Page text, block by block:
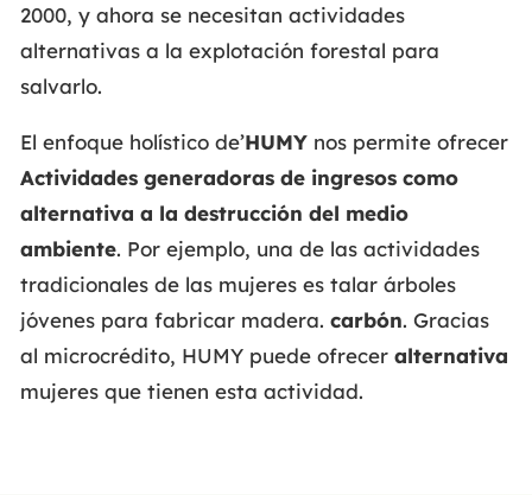
2000, y ahora se necesitan actividades
alternativas a la explotación forestal para
salvarlo.
El enfoque holístico de’HUMY nos permite ofrecer
Actividades generadoras de ingresos como
alternativa a la destrucción del medio
ambiente. Por ejemplo, una de las actividades
tradicionales de las mujeres es talar árboles
jóvenes para fabricar madera. carbón. Gracias
al microcrédito, HUMY puede ofrecer alternativa
mujeres que tienen esta actividad.